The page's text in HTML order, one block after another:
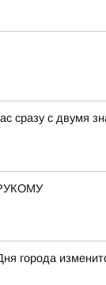
сразу с двумя
города